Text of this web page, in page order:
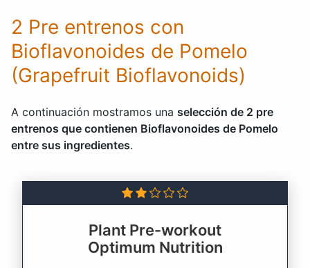
2 Pre entrenos con
Bioflavonoides de Pomelo
(Grapefruit Bioflavonoids)
A continuación mostramos una selección de 2 pre
entrenos que contienen Bioflavonoides de Pomelo
entre sus ingredientes.
Plant Pre-workout
Optimum Nutrition